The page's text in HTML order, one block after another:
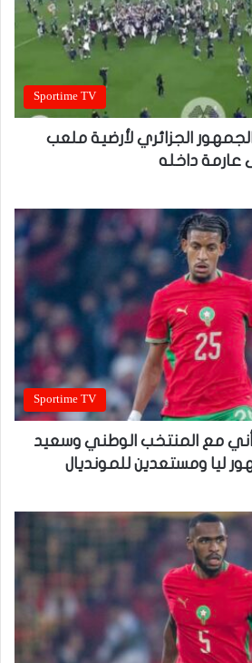
Sportime TV
الجزائري لأرضية ملعب
عارمة داخله
Sportime TV
مع المنتخب الوطني وسعيد
ليا ومستعدين للمونديال